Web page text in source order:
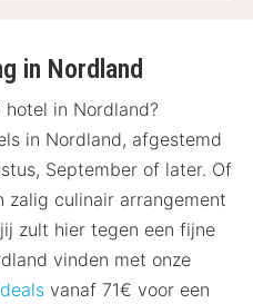
in Nordland
in Nordland?
in Nordland, afgestemd
September of later. Of
zalig culinair arrangement
zult hier tegen een fijne
vinden met onze
vanaf 71€ voor een